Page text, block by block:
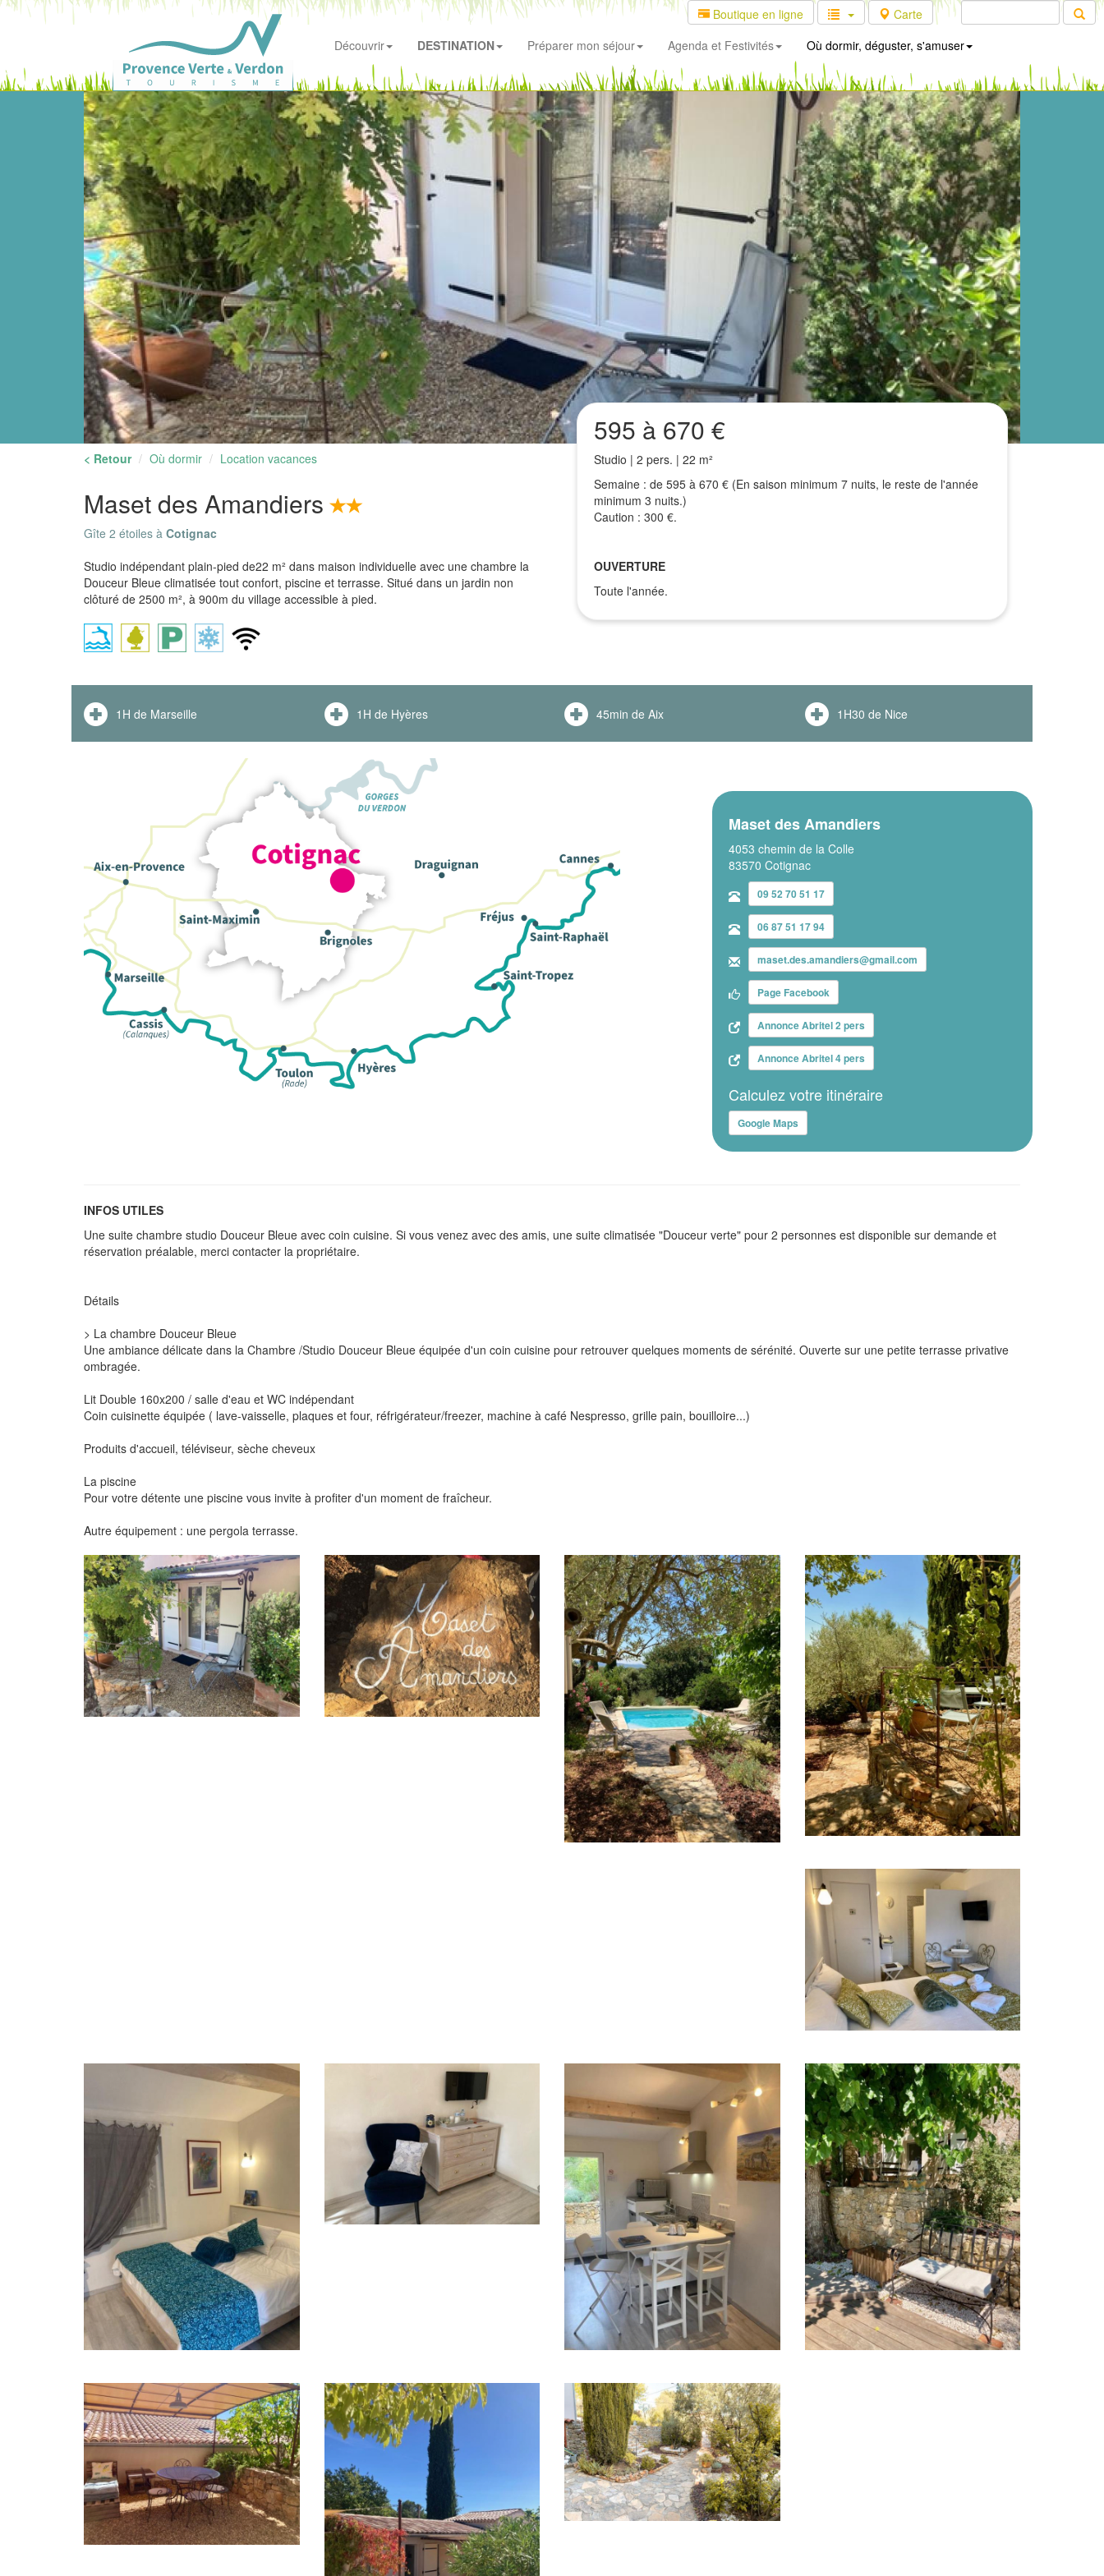
Boutique en ligne
Carte
Découvrir
DESTINATION Préparer mon séjour Agenda et Festivités Où dormir, déguster, s'amuser
< Retour Où dormir Location vacances
Maset des Amandiers
Gîte 2 étoiles à Cotignac
Studio indépendant plain-pied de22 m² dans maison individuelle avec une chambre la
Douceur Bleue climatisée tout confort, piscine et terrasse. Situé dans un jardin non
clôturé de 2500 m², à 900m du village accessible à pied.
595 à 670 €
Studio | 2 pers. | 22 m²
Semaine : de 595 à 670 € (En saison minimum 7 nuits, le reste de l'année
minimum 3 nuits.)
Caution : 300 €.
OUVERTURE
Toute l'année.
1H de Marseille 1H de Hyères 45min de Aix 1H30 de Nice
Maset des Amandiers
4053 chemin de la Colle
83570 Cotignac
09 52 70 51 17
06 87 51 17 94
maset.des.amandiers@gmail.com
Page Facebook
Annonce Abritel 2 pers
Annonce Abritel 4 pers
Calculez votre itinéraire
Google Maps
INFOS UTILES
Une suite chambre studio Douceur Bleue avec coin cuisine. Si vous venez avec des amis, une suite climatisée "Douceur verte" pour 2 personnes est disponible sur demande et
réservation préalable, merci contacter la propriétaire.
Détails
> La chambre Douceur Bleue
Une ambiance délicate dans la Chambre /Studio Douceur Bleue équipée d'un coin cuisine pour retrouver quelques moments de sérénité. Ouverte sur une petite terrasse privative
ombragée.
Lit Double 160x200 / salle d'eau et WC indépendant
Coin cuisinette équipée ( lave-vaisselle, plaques et four, réfrigérateur/freezer, machine à café Nespresso, grille pain, bouilloire...)
Produits d'accueil, téléviseur, sèche cheveux
La piscine
Pour votre détente une piscine vous invite à profiter d'un moment de fraîcheur.
Autre équipement : une pergola terrasse.